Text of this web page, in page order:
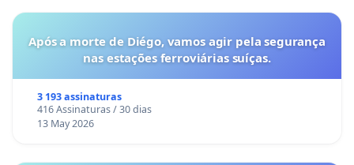
Após a morte de Diégo, vamos agir pela segurança
nas estações ferroviárias suíças.
3 193 assinaturas
416 Assinaturas / 30 dias
13 May 2026